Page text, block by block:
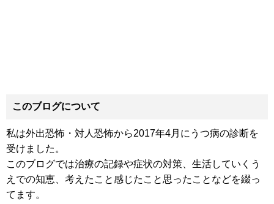
このブログについて
私は外出恐怖・対人恐怖から2017年4月にうつ病の診断を
受けました。
このブログでは治療の記録や症状の対策、生活していくう
えでの知恵、考えたこと感じたこと思ったことなどを綴っ
てます。